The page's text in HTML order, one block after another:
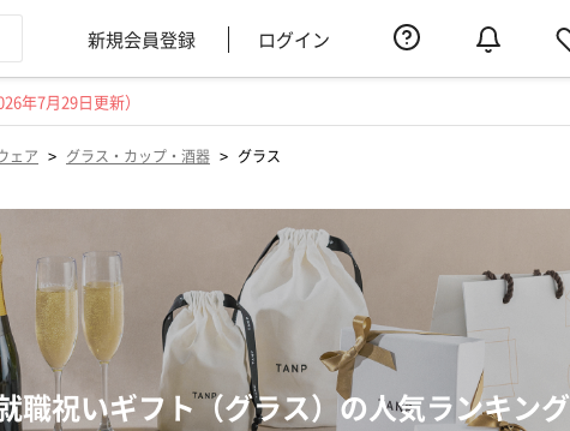
新規会員登録 ログイン
年7月29日更新）
ェア > グラス・カップ・酒器 > グラス
職祝いギフト（グラス）の人気ランキング